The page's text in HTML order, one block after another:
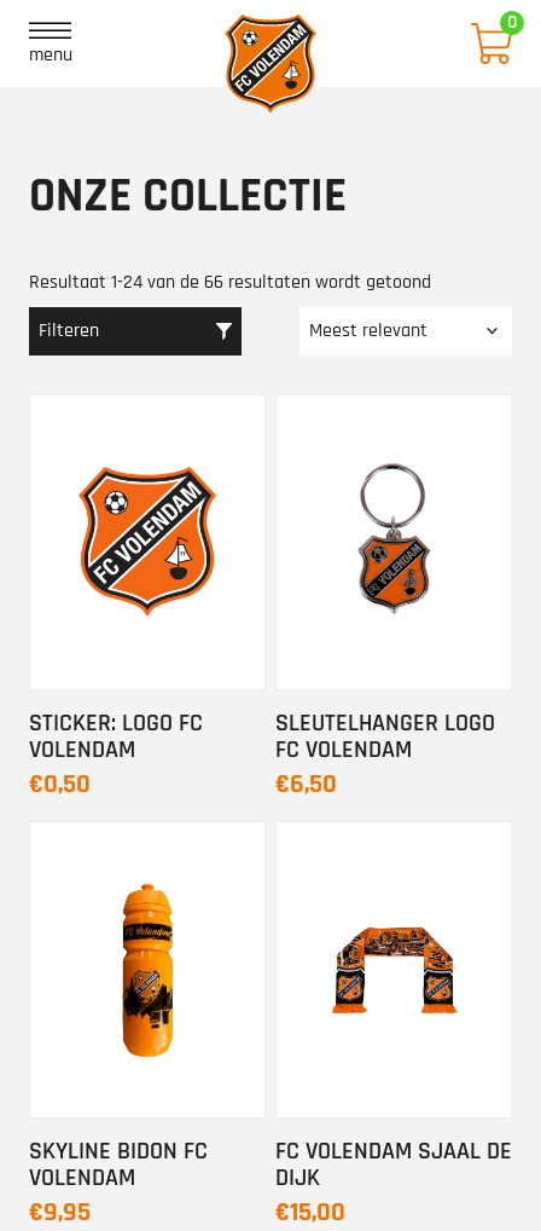
menu
0
ONZE COLLECTIE
Resultaat 1-24 van de 66 resultaten wordt getoond
Filteren
STICKER: LOGO FC
VOLENDAM
€0,50
SLEUTELHANGER LOGO
FC VOLENDAM
€6,50
SKYLINE BIDON FC
VOLENDAM
€9,95
FC VOLENDAM SJAAL DE
DIJK
€15,00